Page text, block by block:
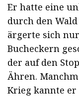
Er hatte eine
durch den
ärgerte sich
Bucheckern
der auf den
Ähren.
Krieg kannte